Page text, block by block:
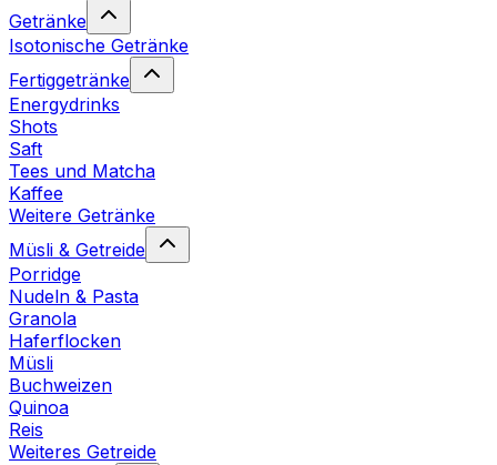
Getränke
Isotonische Getränke
Fertiggetränke
Energydrinks
Shots
Saft
Tees und Matcha
Kaffee
Weitere Getränke
Müsli & Getreide
Porridge
Nudeln & Pasta
Granola
Haferflocken
Müsli
Buchweizen
Quinoa
Reis
Weiteres Getreide